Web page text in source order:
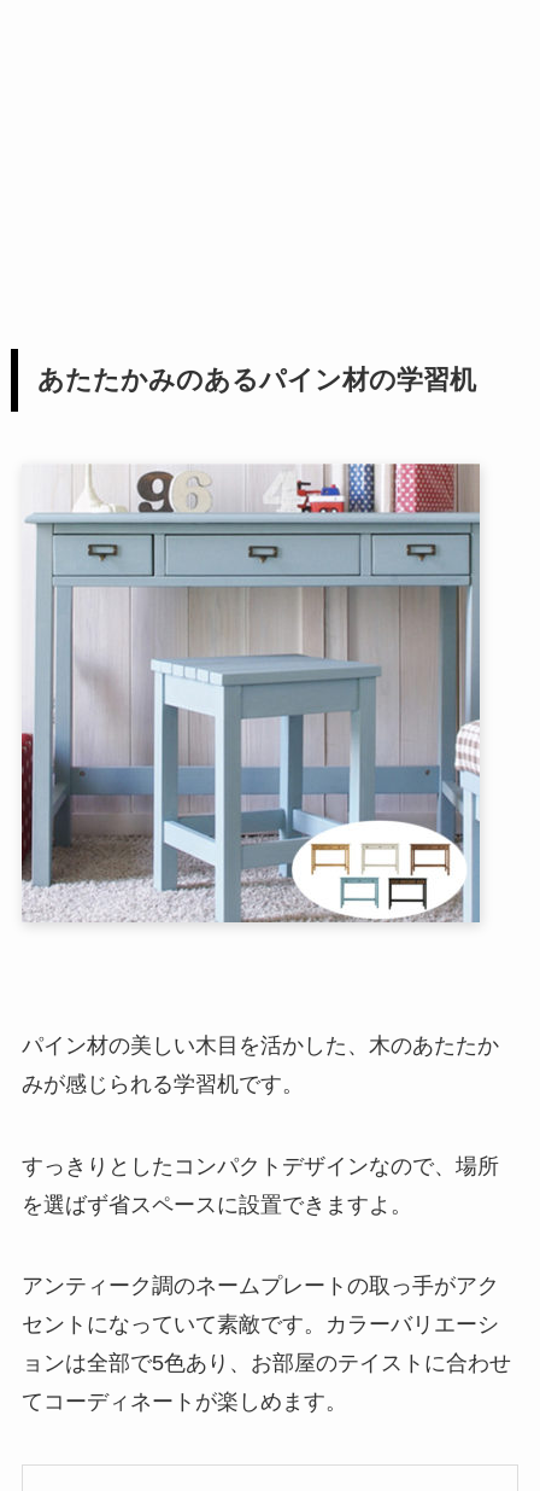
あたたかみのあるパイン材の学習机
パイン材の美しい木目を活かした、木のあたたか
みが感じられる学習机です。
すっきりとしたコンパクトデザインなので、場所
を選ばず省スペースに設置できますよ。
アンティーク調のネームプレートの取っ手がアク
セントになっていて素敵です。カラーバリエーシ
ョンは全部で5色あり、お部屋のテイストに合わせ
てコーディネートが楽しめます。